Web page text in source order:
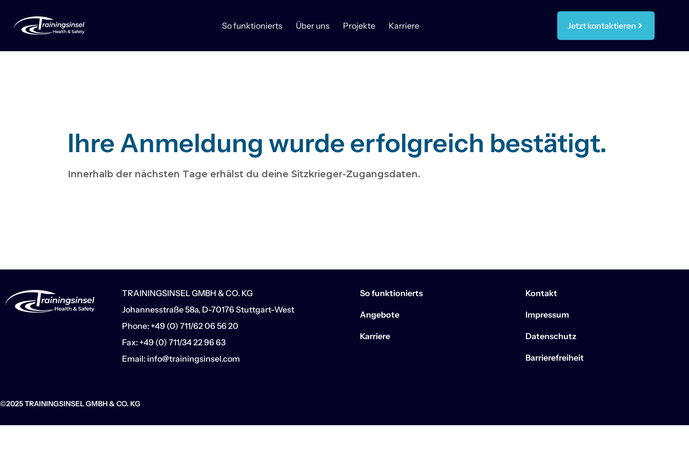
So funktionierts Über uns Projekte Karriere Jetzt kontaktieren
Ihre Anmeldung wurde erfolgreich bestätigt.
Innerhalb der nächsten Tage erhälst du deine Sitzkrieger-Zugangsdaten.
TRAININGSINSEL GMBH & CO. KG
Johannesstraße 58a, D-70176 Stuttgart-West
Phone: +49 (0) 711/62 06 56 20
Fax: +49 (0) 711/34 22 96 63
Email: info@trainingsinsel.com
So funktionierts
Angebote
Karriere
Kontakt
Impressum
Datenschutz
Barrierefreiheit
©2025 TRAININGSINSEL GMBH & CO. KG